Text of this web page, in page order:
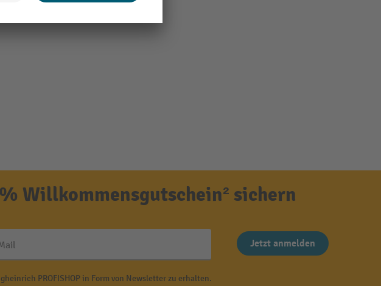
Willkommensgutschein² sichern
Jetzt anmelden
PROFISHOP in Form von Newsletter zu erhalten.